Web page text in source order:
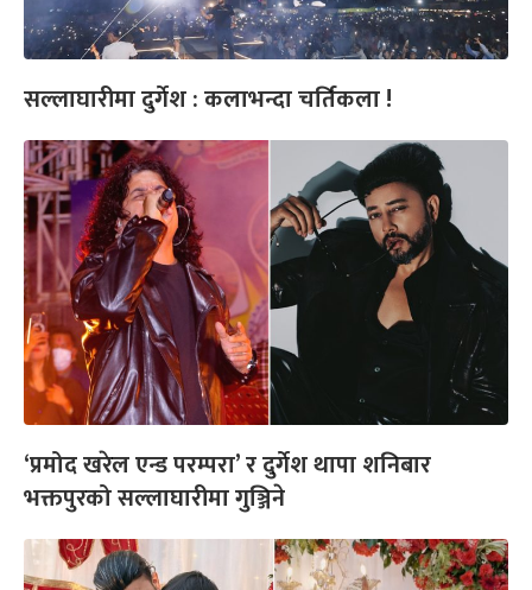
सल्लाघारीमा दुर्गेश : कलाभन्दा चर्तिकला !
‘प्रमोद खरेल एन्ड परम्परा’ र दुर्गेश थापा शनिबार
भक्तपुरको सल्लाघारीमा गुञ्जिने